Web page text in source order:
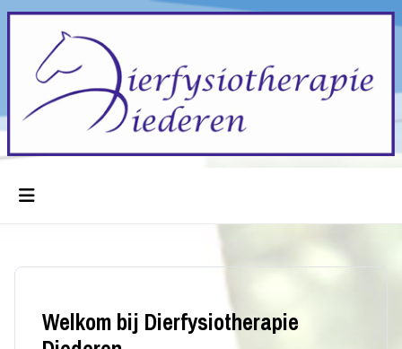
Welkom bij Dierfysiotherapie